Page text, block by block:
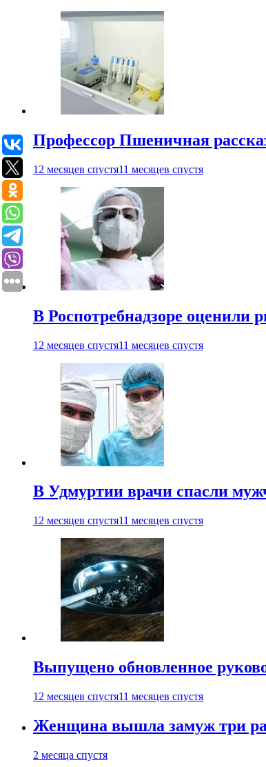
Профессор Пшеничная
12 месяцев спустя11 месяцев спустя
В Роспотребнадзоре оценили
12 месяцев спустя11 месяцев спустя
В Удмуртии врачи спасли
12 месяцев спустя11 месяцев спустя
Выпущено обновленное
12 месяцев спустя11 месяцев спустя
Женщина вышла замуж три
2 месяца спустя